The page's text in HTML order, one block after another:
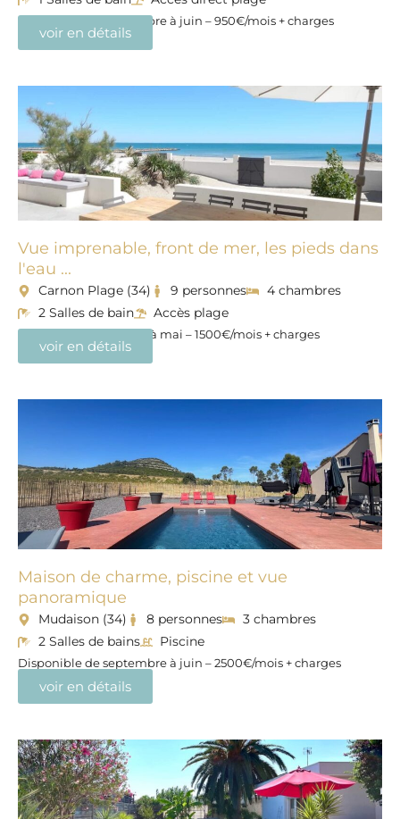
Disponible de septembre à juin – 950€/mois + charges
voir en détails
Vue imprenable, front de mer, les pieds dans
l'eau ...
Carnon Plage (34) 9 personnes
4 chambres
2 Salles de bain
Accès plage
Disponible de octobre à mai – 1500€/mois + charges
voir en détails
Maison de charme, piscine et vue
panoramique
Mudaison (34) 8 personnes
3 chambres
2 Salles de bains
Piscine
Disponible de septembre à juin – 2500€/mois + charges
voir en détails